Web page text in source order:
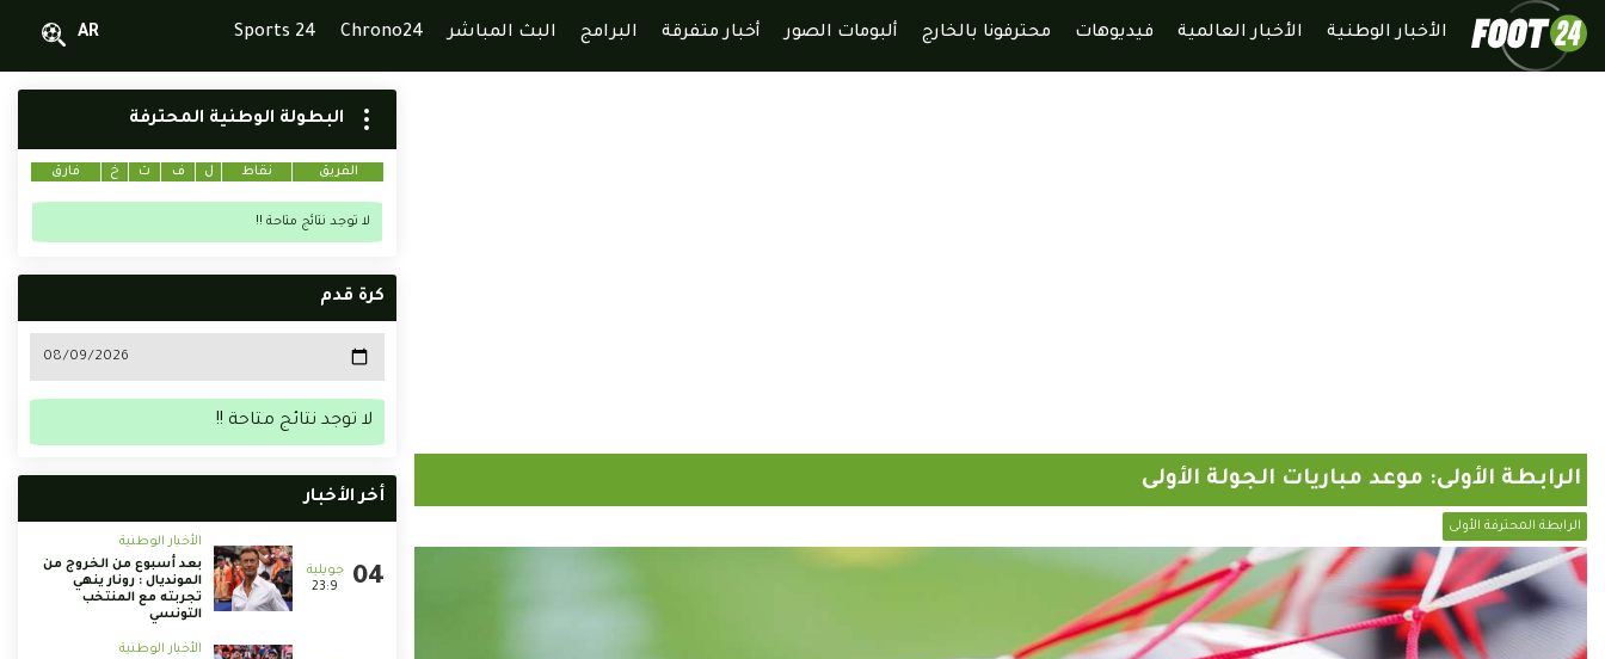
الأخبار الوطنية الأخبار العالمية فيديوهات محترفونا بالخارج ألبومات الصور أخبار متفرقة البرامج البث المباشر Chrono24
Sports 24
AR
الرابطة الأولى: موعد مباريات الجولة الأولى
الرابطة المحترفة الأولى
البطولة الوطنية المحترفة
الفريق نقاط ل ف ت خ فارق
لا توجد نتائج متاحة !!
كرة قدم
لا توجد نتائج متاحة !!
أخر الأخبار
23:9
الأخبار الوطنية
بعد أسبوع من الخروج من
المونديال : رونار ينهي
تجربته مع المنتخب
التونسي
الأخبار الوطنية